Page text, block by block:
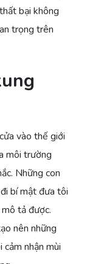
bại không
trọng trên
vào thế giới
môi trường
Những con
bí mật đưa tôi
tả được.
nên những
nhận mùi